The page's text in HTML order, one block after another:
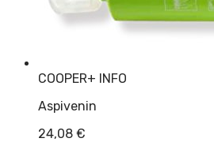
COOPER+ INFO
Aspivenin
24,08 €